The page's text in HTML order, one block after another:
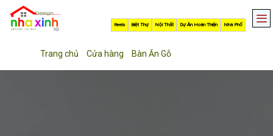
Skip
Trang chủ Cửa hàng Bàn Ăn Gỗ
Nhà Phố
Dự Án Hoàn Thiện
Nội Thất
Biệt Thự
Reels